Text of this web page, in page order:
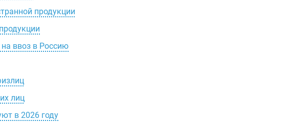
продукции
ввоз в Россию
лиц
в 2026 году